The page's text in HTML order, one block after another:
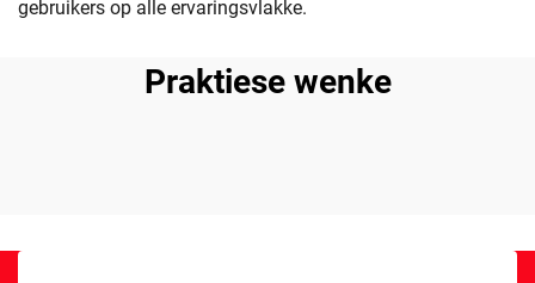
gebruikers op alle ervaringsvlakke.
Praktiese wenke